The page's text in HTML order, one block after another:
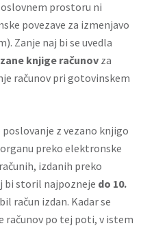
prostoru ni
povezave za izmenjavo
Zanje naj bi se uvedla
knjige računovza
računov pri gotovinskem
poslovanje z vezano knjigo
preko elektronske
izdanih preko
bi storil najpozneje do 10.
račun izdan. Kadar se
računov po tej poti, v istem